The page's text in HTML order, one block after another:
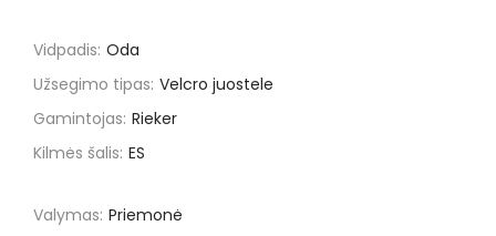
Vidpadis: Oda
Užsegimo tipas: Velcro juostele
Gamintojas: Rieker
Kilmės šalis: ES
Valymas: Priemonė